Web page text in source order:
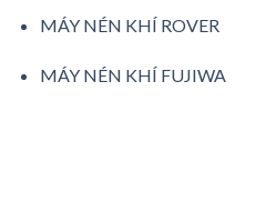
MÁY NÉN KHÍ ROVER
MÁY NÉN KHÍ FUJIWA